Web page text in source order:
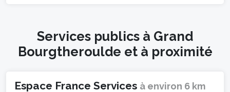
Services publics à Grand
Bourgtheroulde et à proximité
Espace France Services à environ 6 km